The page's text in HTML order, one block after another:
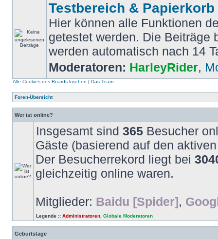
Testbereich & Papierkorb
Hier können alle Funktionen
getestet werden. Die Beiträge
werden automatisch nach 14
Moderatoren: HarleyRider,
Alle Cookies des Boards löschen | Das Team
Foren-Übersicht
Wer ist online?
Insgesamt sind 365 Besucher
Gäste (basierend auf den
Der Besucherrekord liegt bei
gleichzeitig online waren.
Mitglieder: Baidu [Spider],
Legende :: Administratoren Globale Moderatoren
Geburtstage